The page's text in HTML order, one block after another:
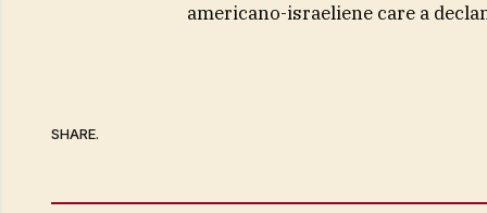
americano-israeliene care a
SHARE.